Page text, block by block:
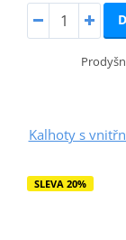
Kalhoty s
SLEVA 20%